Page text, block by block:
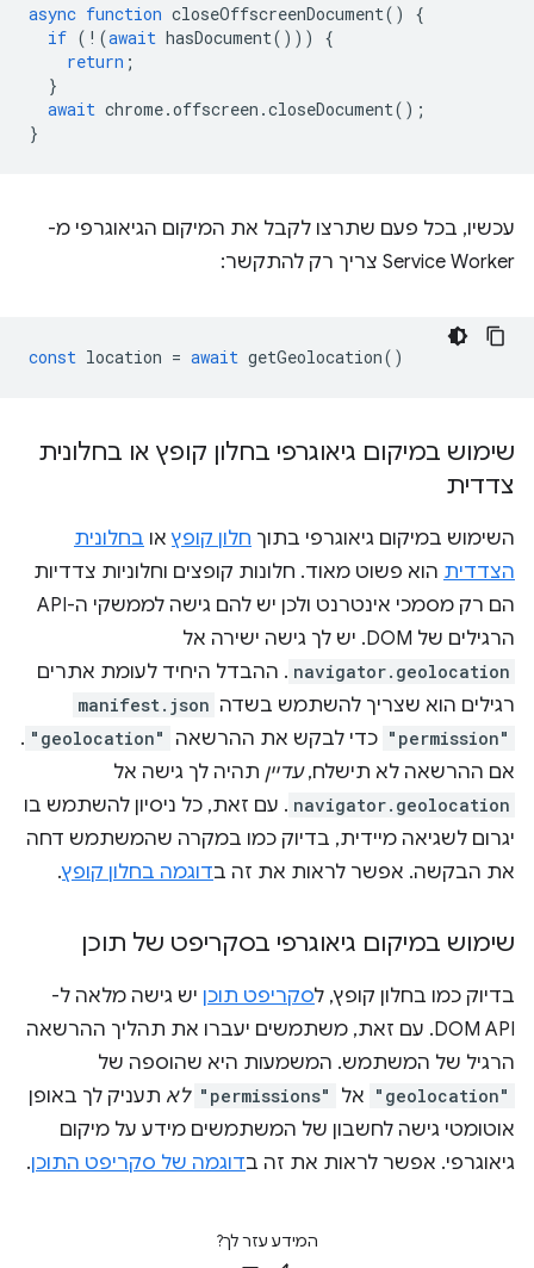
async function closeOffscreenDocument()
{
if ( ! (await hasDocument()))
{
return ;
}
await chrome.offscreen .closeDocument();
}
עכשיו, בכל פעם שתרצו לקבל את המיקום הגיאוגרפי מ-
Service Worker צריך רק להתקשר:
const location = await getGeolocation()
שימוש במיקום גיאוגרפי בחלון קופץ או בחלונית
צדדית
השימוש במיקום גיאוגרפי בתוך חלון קופץאו בחלונית
הצדדית הוא פשוט מאוד. חלונות קופצים וחלוניות צדדיות
הם רק מסמכי אינטרנט ולכן יש להם גישה לממשקי ה-API
הרגילים של DOM. יש לך גישה ישירה אל
navigator.geolocation . ההבדל היחיד לעומת אתרים
רגילים הוא שצריך להשתמש בשדה manifest.json
"permission" כדי לבקש את ההרשאה "geolocation"
.
אם ההרשאה לא תישלח,עדיין תהיה לך גישה אל
navigator.geolocation . עם זאת, כל ניסיון להשתמש בו
יגרום לשגיאה מיידית, בדיוק כמו במקרה שהמשתמש דחה
את הבקשה. אפשר לראות את זה בדוגמה בחלון קופץ.
שימוש במיקום גיאוגרפי בסקריפט של תוכן
בדיוק כמו בחלון קופץ, לסקריפט תוכן יש גישה מלאה ל-
DOM API. עם זאת, משתמשים יעברו את תהליך ההרשאה
הרגיל של המשתמש. המשמעות היא שהוספה של
"geolocation" אל "permissions" לא תעניק לך באופן
אוטומטי גישה לחשבון של המשתמשים מידע על מיקום
גיאוגרפי. אפשר לראות את זה בדוגמה של סקריפט התוכן.
המידע עזר לך?